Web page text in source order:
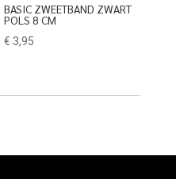
BASIC ZWEETBAND ZWART
POLS 8 CM
€ 3,95